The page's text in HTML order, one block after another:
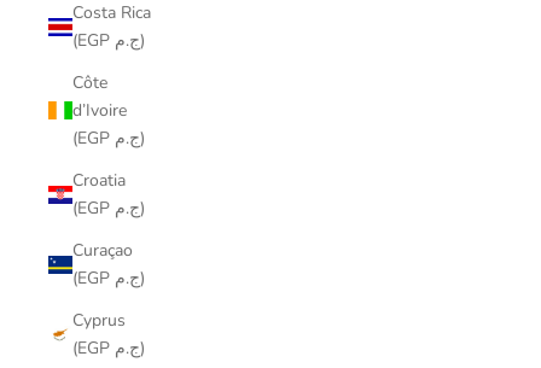
Costa Rica
(EGP ج.م)
Côte
d’Ivoire
(EGP ج.م)
Croatia
(EGP ج.م)
Curaçao
(EGP ج.م)
Cyprus
(EGP ج.م)